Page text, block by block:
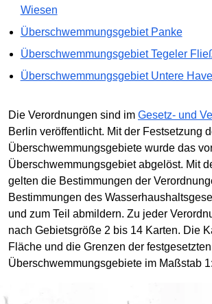
Wiesen
Überschwemmungsgebiet Panke
Überschwemmungsgebiet Tegeler
Überschwemmungsgebiet Untere
Die Verordnungen sind im Gesetz- und
Berlin veröffentlicht. Mit der Festsetzung
Überschwemmungsgebiete wurde das
Überschwemmungsgebiet abgelöst. Mit
gelten die Bestimmungen der
Bestimmungen des
und zum Teil abmildern. Zu jeder
nach Gebietsgröße 2 bis 14 Karten. Die
Fläche und die Grenzen der festgesetzten
Überschwemmungsgebiete im Maßstab